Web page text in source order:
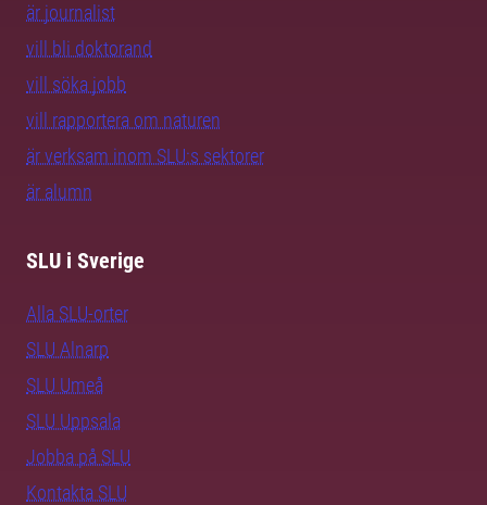
är journalist
vill bli doktorand
vill söka jobb
vill rapportera om naturen
är verksam inom SLU:s sektorer
är alumn
SLU i Sverige
Alla SLU-orter
SLU Alnarp
SLU Umeå
SLU Uppsala
Jobba på SLU
Kontakta SLU